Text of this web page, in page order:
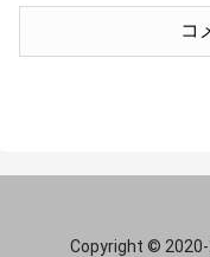
コ
Copyright © 2020-